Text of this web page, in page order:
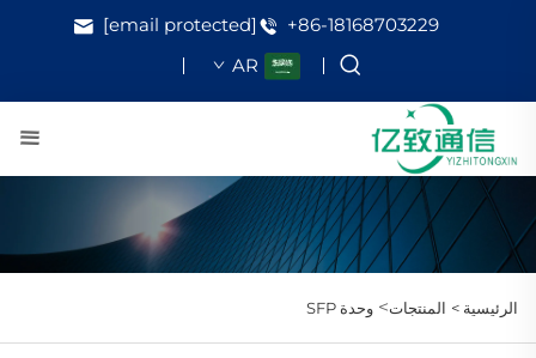
+86-18168703229
[email protected]
AR
الرئيسية > المنتجات> وحدة SFP